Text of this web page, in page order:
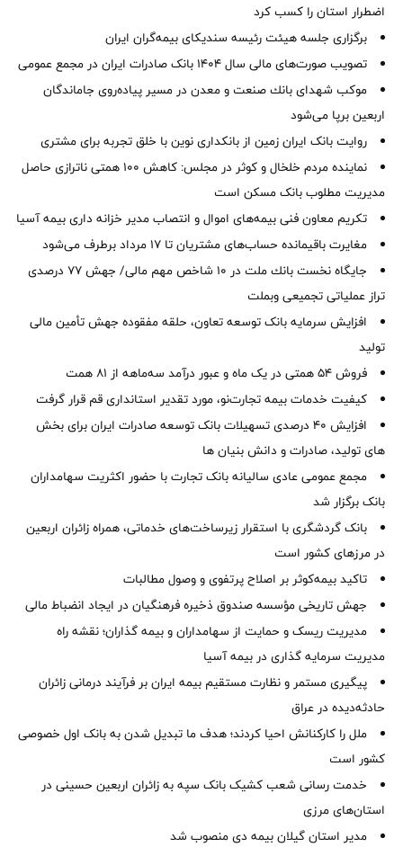
اضطرار استان را كسب كرد
برگزاری جلسه هیئت رئیسه سندیکای بیمه‌گران ایران
تصویب صورت‌های مالی سال ۱۴۰۴ بانک صادرات ایران در مجمع عمومی
موكب شهدای بانك صنعت و معدن در مسیر پیاده‌روی جاماندگان
اربعین برپا می‌شود
روایت بانک ایران زمین از بانکداری نوین با خلق تجربه برای مشتری
نماینده مردم خلخال و کوثر در مجلس: کاهش ۱۰۰ همتی ناترازی حاصل
مدیریت مطلوب بانک مسکن است
تکریم معاون فنی بیمه‌های اموال و انتصاب مدیر خزانه داری بیمه آسیا
مغایرت‌ باقیمانده حساب‌های مشتریان تا ۱۷ مرداد برطرف می‌شود
جایگاه نخست بانك ملت در 10 شاخص مهم مالی/ جهش 77 درصدی
تراز عملیاتی تجمیعی وبملت
افزایش سرمایه بانک توسعه تعاون، حلقه مفقوده جهش تأمین مالی
تولید
فروش 54 همتی در یک ماه و عبور درآمد سه‌ماهه از 81 همت
کیفیت خدمات بیمه تجارت‌نو، مورد تقدیر استانداری قم قرار گرفت
افزایش 40 درصدی تسهیلات بانک توسعه صادرات ایران برای بخش
های تولید، صادرات و دانش بنیان ها
مجمع عمومی عادی سالیانه بانک تجارت با حضور اکثریت سهامداران
بانک برگزار شد
بانک گردشگری با استقرار زیرساخت‌های خدماتی، همراه زائران اربعین
در مرزهای کشور است
تاکید بیمه‌کوثر بر اصلاح پرتفوی و وصول مطالبات ‌
جهش تاریخی مؤسسه صندوق ذخیره فرهنگیان در ایجاد انضباط مالی
مدیریت ریسک و حمایت از سهامداران و بیمه گذاران؛ نقشه راه
مدیریت سرمایه گذاری در بیمه آسیا
پیگیری مستمر و نظارت مستقیم بیمه ایران بر فرآیند درمانی زائران
حادثه‌دیده در عراق
ملل را کارکنانش احیا کردند؛ هدف ما تبدیل شدن به بانک اول خصوصی
کشور است
خدمت رسانی شعب کشیک بانک سپه به زائران اربعین حسینی در
استان‌‌های مرزی
‌مدیر استان گیلان بیمه دی منصوب شد